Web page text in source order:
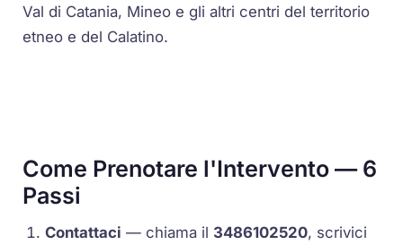
Val di Catania, Mineo e gli altri centri del territorio
etneo e del Calatino.
Come Prenotare l'Intervento — 6
Passi
Contattaci — chiama il 3486102520, scrivici